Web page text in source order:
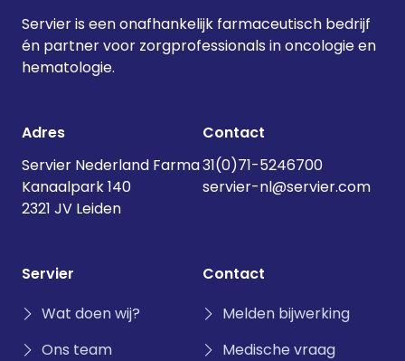
Servier is een onafhankelijk farmaceutisch bedrijf
én partner voor zorgprofessionals in oncologie en
hematologie.
Adres
Servier Nederland Farma
Kanaalpark 140
2321 JV Leiden
Contact
31(0)71-5246700
servier-nl@servier.com
Servier
Wat doen wij?
Ons team
Contact
Melden bijwerking
Medische vraag